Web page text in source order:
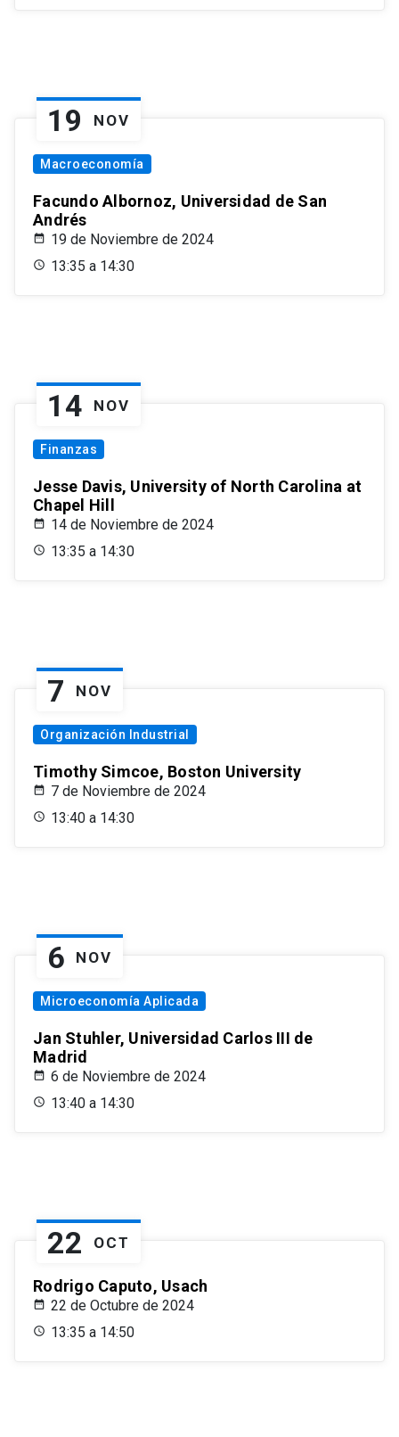
19 NOV
Macroeconomía
Facundo Albornoz, Universidad de San
Andrés
19 de Noviembre de 2024
13:35 a 14:30
14 NOV
Finanzas
Jesse Davis, University of North Carolina at
Chapel Hill
14 de Noviembre de 2024
13:35 a 14:30
7 NOV
Organización Industrial
Timothy Simcoe, Boston University
7 de Noviembre de 2024
13:40 a 14:30
6 NOV
Microeconomía Aplicada
Jan Stuhler, Universidad Carlos III de
Madrid
6 de Noviembre de 2024
13:40 a 14:30
22 OCT
Rodrigo Caputo, Usach
22 de Octubre de 2024
13:35 a 14:50